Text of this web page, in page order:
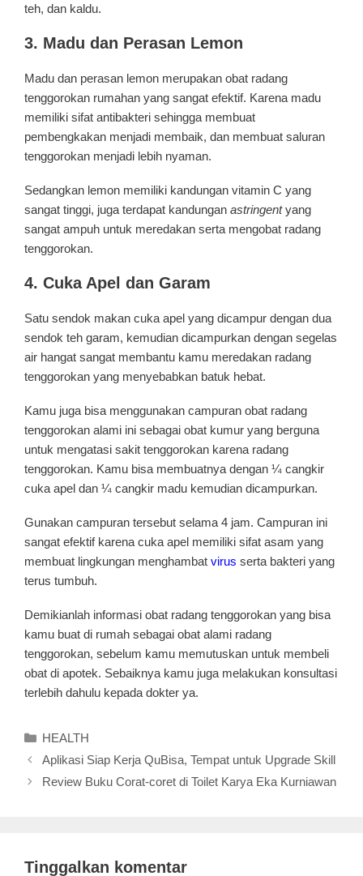
teh, dan kaldu.
3. Madu dan Perasan Lemon
Madu dan perasan lemon merupakan obat radang
tenggorokan rumahan yang sangat efektif. Karena madu
memiliki sifat antibakteri sehingga membuat
pembengkakan menjadi membaik, dan membuat saluran
tenggorokan menjadi lebih nyaman.
Sedangkan lemon memiliki kandungan vitamin C yang
sangat tinggi, juga terdapat kandungan astringentyang
sangat ampuh untuk meredakan serta mengobat radang
tenggorokan.
4. Cuka Apel dan Garam
Satu sendok makan cuka apel yang dicampur dengan dua
sendok teh garam, kemudian dicampurkan dengan segelas
air hangat sangat membantu kamu meredakan radang
tenggorokan yang menyebabkan batuk hebat.
Kamu juga bisa menggunakan campuran obat radang
tenggorokan alami ini sebagai obat kumur yang berguna
untuk mengatasi sakit tenggorokan karena radang
tenggorokan. Kamu bisa membuatnya dengan ¼ cangkir
cuka apel dan ¼ cangkir madu kemudian dicampurkan.
Gunakan campuran tersebut selama 4 jam. Campuran ini
sangat efektif karena cuka apel memiliki sifat asam yang
membuat lingkungan menghambat virus serta bakteri yang
terus tumbuh.
Demikianlah informasi obat radang tenggorokan yang bisa
kamu buat di rumah sebagai obat alami radang
tenggorokan, sebelum kamu memutuskan untuk membeli
obat di apotek. Sebaiknya kamu juga melakukan konsultasi
terlebih dahulu kepada dokter ya.
Kategori
HEALTH
Aplikasi Siap Kerja QuBisa, Tempat untuk Upgrade Skill
Review Buku Corat-coret di Toilet Karya Eka Kurniawan
Tinggalkan komentar